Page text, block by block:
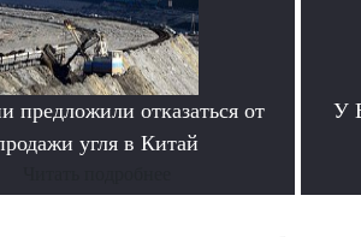
предложили отказаться от
угля в Китай
У